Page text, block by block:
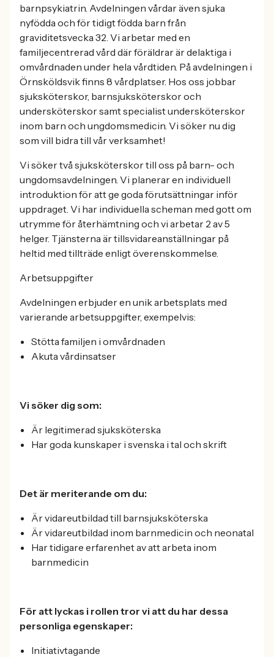
barnpsykiatrin. Avdelningen vårdar även sjuka
nyfödda och för tidigt födda barn från
graviditetsvecka 32. Vi arbetar med en
familjecentrerad vård där föräldrar är delaktiga i
omvårdnaden under hela vårdtiden. På avdelningen i
Örnsköldsvik finns 8 vårdplatser. Hos oss jobbar
sjuksköterskor, barnsjuksköterskor och
undersköterskor samt specialist undersköterskor
inom barn och ungdomsmedicin. Vi söker nu dig
som vill bidra till vår verksamhet!
Vi söker två sjuksköterskor till oss på barn- och
ungdomsavdelningen. Vi planerar en individuell
introduktion för att ge goda förutsättningar inför
uppdraget. Vi har individuella scheman med gott om
utrymme för återhämtning och vi arbetar 2 av 5
helger. Tjänsterna är tillsvidareanställningar på
heltid med tillträde enligt överenskommelse.
Arbetsuppgifter
Avdelningen erbjuder en unik arbetsplats med
varierande arbetsuppgifter, exempelvis:
Stötta familjen i omvårdnaden
Akuta vårdinsatser
Vi söker dig som:
Är legitimerad sjuksköterska
Har goda kunskaper i svenska i tal och skrift
Det är meriterande om du:
Är vidareutbildad till barnsjuksköterska
Är vidareutbildad inom barnmedicin och neonatal
Har tidigare erfarenhet av att arbeta inom
barnmedicin
För att lyckas i rollen tror vi att du har dessa
personliga egenskaper:
Initiativtagande